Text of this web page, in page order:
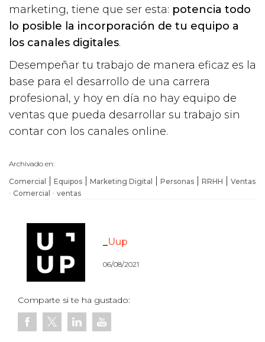
marketing, tiene que ser esta: potencia todo
lo posible la incorporación de tu equipo a
los canales digitales.
Desempeñar tu trabajo de manera eficaz es la
base para el desarrollo de una carrera
profesional, y hoy en día no hay equipo de
ventas que pueda desarrollar su trabajo sin
contar con los canales online.
Archivado en:
Comercial
Equipos Marketing Digital Personas RRHH Ventas
· Comercial · ventas
Uup
06/08/2021
Comparte si te ha gustado: